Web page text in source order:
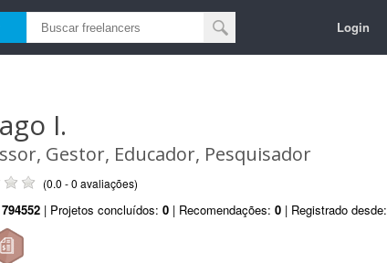
Login
I.
Gestor, Educador, Pesquisador
(0.0 - 0 avaliações)
794552 | Projetos concluídos: 0 | Recomendações: 0 | Registrado desde: